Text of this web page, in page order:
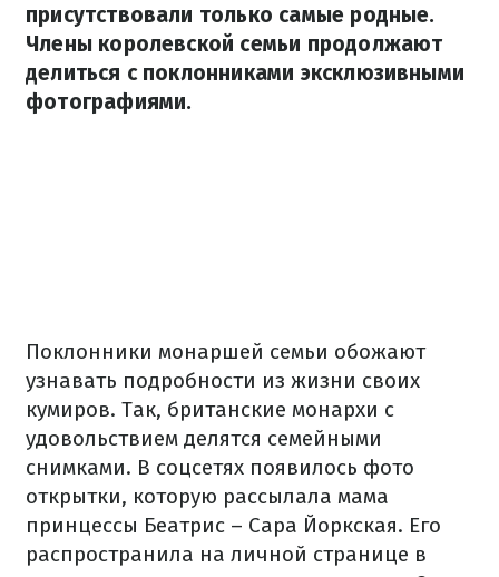
присутствовали только самые родные.
Члены королевской семьи продолжают
делиться с поклонниками эксклюзивными
фотографиями.
Поклонники монаршей семьи обожают
узнавать подробности из жизни своих
кумиров. Так, британские монархи с
удовольствием делятся семейными
снимками. В соцсетях появилось фото
открытки, которую рассылала мама
принцессы Беатрис – Сара Йоркская. Его
распространила на личной странице в